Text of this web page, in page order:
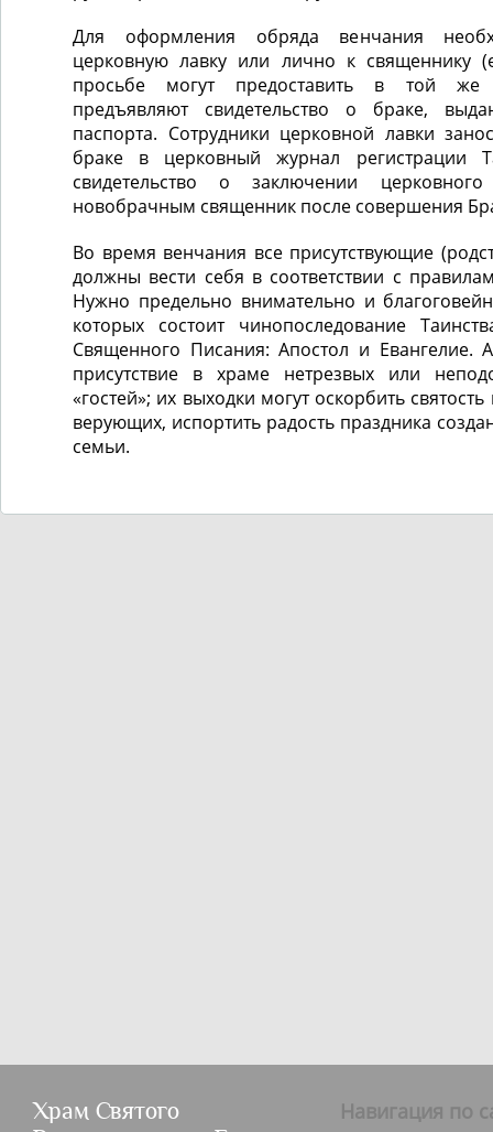
Для оформления обряда венчания
церковную лавку или лично к священнику
просьбе могут предоставить в той же
предъявляют свидетельство о браке,
паспорта. Сотрудники церковной лавки
браке в церковный журнал регистрации
свидетельство о заключении
новобрачным священник после совершения
Во время венчания все присутствующие
должны вести себя в соответствии с
Нужно предельно внимательно и
которых состоит чинопоследование
Священного Писания: Апостол и Евангелие.
присутствие в храме нетрезвых или
«гостей»; их выходки могут оскорбить
верующих, испортить радость праздника
семьи.
Храм Святого
Навигация по